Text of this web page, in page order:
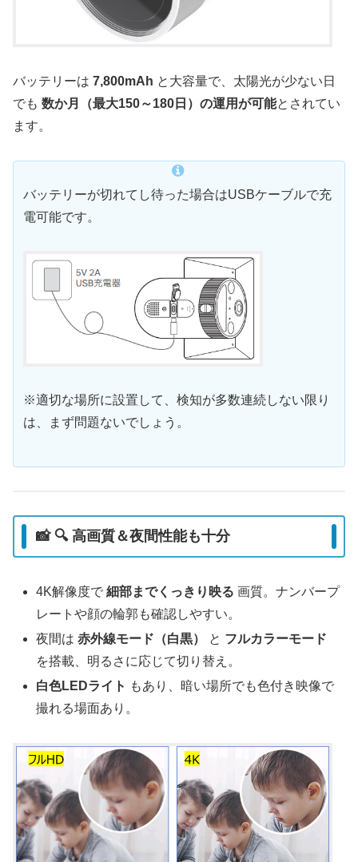
バッテリーは 7,800mAh と大容量で、太陽光が少ない日
でも 数か月（最大150～180日）の運用が可能とされてい
ます。
バッテリーが切れてし待った場合はUSBケーブルで充
電可能です。
※適切な場所に設置して、検知が多数連続しない限り
は、まず問題ないでしょう。
📸 🔍 高画質＆夜間性能も十分
4K解像度で細部までくっきり映る 画質。ナンバープ
レートや顔の輪郭も確認しやすい。
夜間は赤外線モード（白黒） と フルカラーモード
を搭載、明るさに応じて切り替え。
白色LEDライト もあり、暗い場所でも色付き映像で
撮れる場面あり。